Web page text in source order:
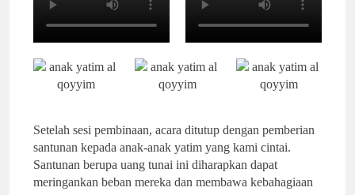
Setelah sesi pembinaan, acara ditutup dengan pemberian
santunan kepada anak-anak yatim yang kami cintai.
Santunan berupa uang tunai ini diharapkan dapat
meringankan beban mereka dan membawa kebahagiaan